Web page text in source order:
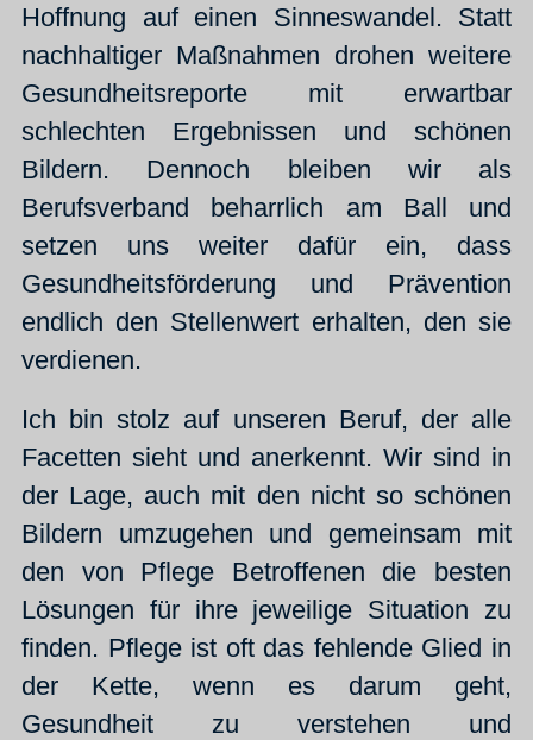
Hoffnung auf einen Sinneswandel. Statt
nachhaltiger Maßnahmen drohen weitere
Gesundheitsreporte mit erwartbar
schlechten Ergebnissen und schönen
Bildern. Dennoch bleiben wir als
Berufsverband beharrlich am Ball und
setzen uns weiter dafür ein, dass
Gesundheitsförderung und Prävention
endlich den Stellenwert erhalten, den sie
verdienen.
Ich bin stolz auf unseren Beruf, der alle
Facetten sieht und anerkennt. Wir sind in
der Lage, auch mit den nicht so schönen
Bildern umzugehen und gemeinsam mit
den von Pflege Betroffenen die besten
Lösungen für ihre jeweilige Situation zu
finden. Pflege ist oft das fehlende Glied in
der Kette, wenn es darum geht,
Gesundheit zu verstehen und